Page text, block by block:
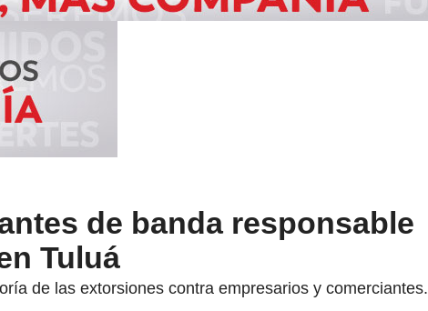
de banda responsable
Tuluá
de las extorsiones contra empresarios y comerciantes.